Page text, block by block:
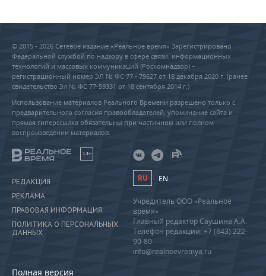
© 2015 - 2026 Сетевое издание «Реальное время» Зарегистрировано
Федеральной службой по надзору в сфере связи, информационных
технологий и массовых коммуникаций (Роскомнадзор) –
регистрационный номер ЭЛ № ФС 77 - 79627 от 18 декабря 2020 г. (ранее
свидетельство Эл № ФС 77-59331 от 18 сентября 2014 г.)
Использование материалов Реального Времени разрешено только с
предварительного согласия правообладателей, упоминание сайта и
прямая гиперссылка обязательны при частичном или полном
воспроизведении материалов.
18+
РЕДАКЦИЯ
РЕКЛАМА
ПРАВОВАЯ ИНФОРМАЦИЯ
ПОЛИТИКА О ПЕРСОНАЛЬНЫХ
ДАННЫХ
Полная версия
RU EN
Учредитель ООО «Реальное
время»
Главный редактор Саушина А.А.
Телефон редакции: +7 (843) 222-
90-80
info@realnoevremya.ru